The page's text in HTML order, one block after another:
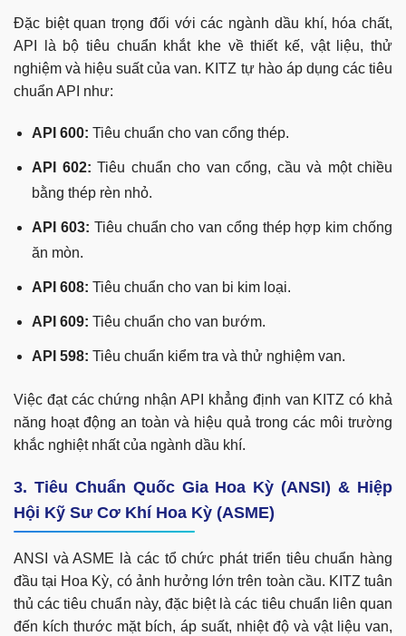
Đặc biệt quan trọng đối với các ngành dầu khí, hóa chất,
API là bộ tiêu chuẩn khắt khe về thiết kế, vật liệu, thử
nghiệm và hiệu suất của van. KITZ tự hào áp dụng các tiêu
chuẩn API như:
API 600: Tiêu chuẩn cho van cổng thép.
API 602: Tiêu chuẩn cho van cổng, cầu và một chiều
bằng thép rèn nhỏ.
API 603: Tiêu chuẩn cho van cổng thép hợp kim chống
ăn mòn.
API 608: Tiêu chuẩn cho van bi kim loại.
API 609: Tiêu chuẩn cho van bướm.
API 598: Tiêu chuẩn kiểm tra và thử nghiệm van.
Việc đạt các chứng nhận API khẳng định van KITZ có khả
năng hoạt động an toàn và hiệu quả trong các môi trường
khắc nghiệt nhất của ngành dầu khí.
3. Tiêu Chuẩn Quốc Gia Hoa Kỳ (ANSI) & Hiệp
Hội Kỹ Sư Cơ Khí Hoa Kỳ (ASME)
ANSI và ASME là các tổ chức phát triển tiêu chuẩn hàng
đầu tại Hoa Kỳ, có ảnh hưởng lớn trên toàn cầu. KITZ tuân
thủ các tiêu chuẩn này, đặc biệt là các tiêu chuẩn liên quan
đến kích thước mặt bích, áp suất, nhiệt độ và vật liệu van,